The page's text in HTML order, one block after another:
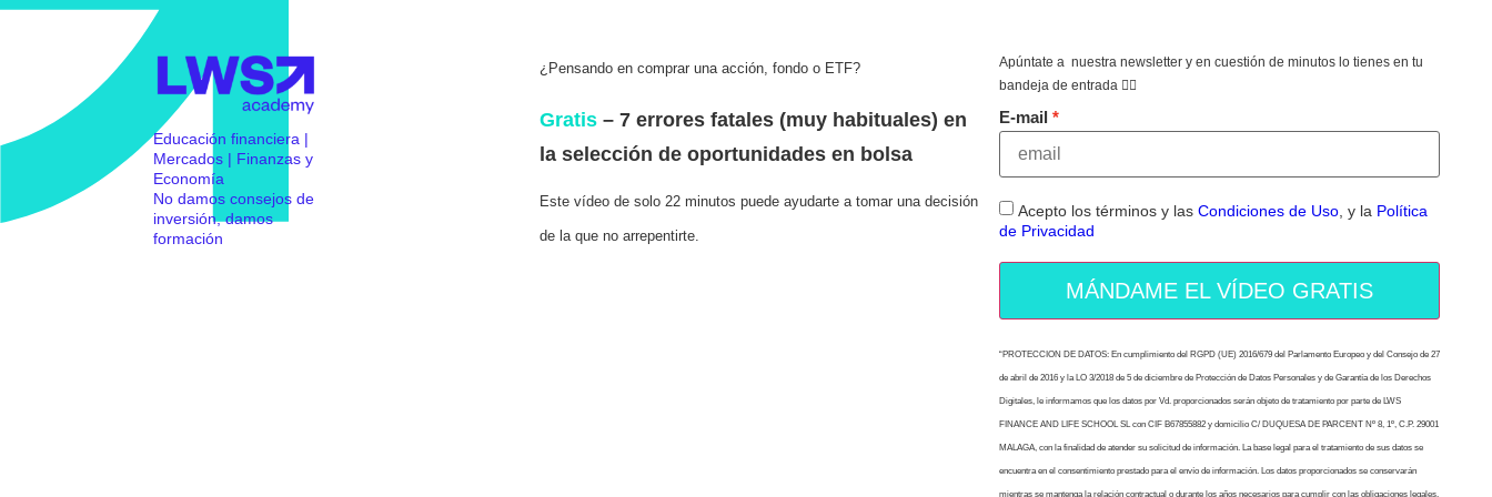
Educación financiera |
Mercados | Finanzas y
Economía
No damos consejos de
inversión, damos
formación
¿Pensando en comprar una acción, fondo o ETF?
Gratis– 7 errores fatales (muy habituales) en
la selección de oportunidades en bolsa
Este vídeo de solo 22 minutos puede ayudarte a tomar una decisión
de la que no arrepentirte.
Apúntate a nuestra newsletter y en cuestión de minutos lo tienes en tu
bandeja de entrada 👇🏻
E-mail
Acepto los términos y las Condiciones de Uso, y la Política
de Privacidad
MÁNDAME EL VÍDEO GRATIS
“PROTECCION DE DATOS: En cumplimiento del RGPD (UE) 2016/679 del Parlamento Europeo y del Consejo de 27
de abril de 2016 y la LO 3/2018 de 5 de diciembre de Protección de Datos Personales y de Garantía de los Derechos
Digitales, le informamos que los datos por Vd. proporcionados serán objeto de tratamiento por parte de LWS
FINANCE AND LIFE SCHOOL SL con CIF B67855882 y domicilio C/ DUQUESA DE PARCENT Nº 8, 1º, C.P. 29001
MALAGA, con la finalidad de atender su solicitud de información. La base legal para el tratamiento de sus datos se
encuentra en el consentimiento prestado para el envío de información. Los datos proporcionados se conservarán
mientras se mantenga la relación contractual o durante los años necesarios para cumplir con las obligaciones legales.